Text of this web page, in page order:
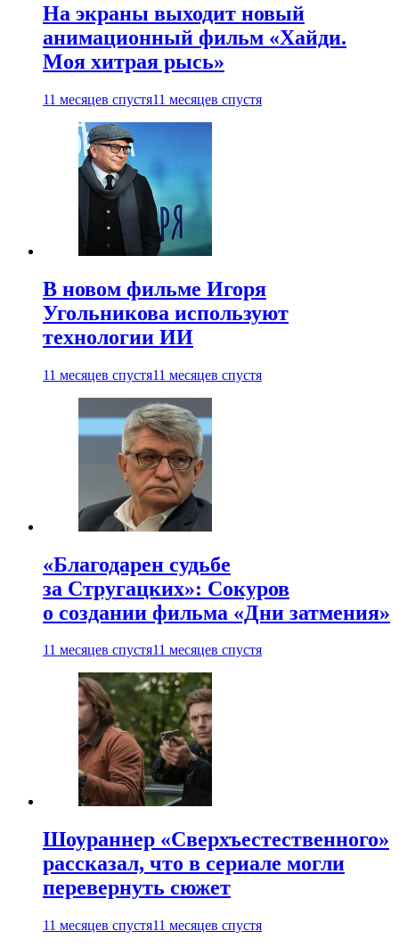
На экраны выходит новый
анимационный фильм «Хайди.
Моя хитрая рысь»
11 месяцев спустя11 месяцев спустя
В новом фильме Игоря
Угольникова используют
технологии ИИ
11 месяцев спустя11 месяцев спустя
«Благодарен судьбе
за Стругацких»: Сокуров
о создании фильма «Дни затмения»
11 месяцев спустя11 месяцев спустя
Шоураннер «Сверхъестественного»
рассказал, что в сериале могли
перевернуть сюжет
11 месяцев спустя11 месяцев спустя